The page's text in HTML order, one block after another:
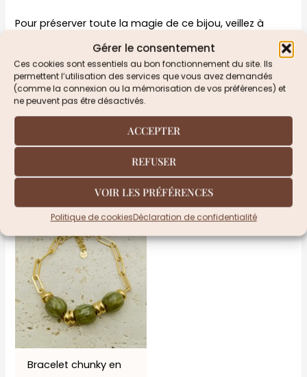
Gérer le consentement
Ces cookies sont essentiels au bon fonctionnement du site. Ils
permettent l’utilisation des services que vous avez demandés
(comme la connexion ou la mémorisation de vos préférences) et
ne peuvent pas être désactivés.
ACCEPTER
REFUSER
VOIR LES PRÉFÉRENCES
Politique de cookiesDéclaration de confidentialité
Pour préserver toute la magie de ce bijou, veillez à
l’éloigner de l’eau, des parfums et des cosmétiques. Un
simple geste d’entretien avec un chiffon doux suffira à
maintenir son éclat au fil du temps.
Ce bracelet n’est pas seulement un accessoire : c’est
un détail raffiné qui raconte une histoire, celle de
l’élégance simple et lumineuse.
Produits similaires
Bracelet chunky en